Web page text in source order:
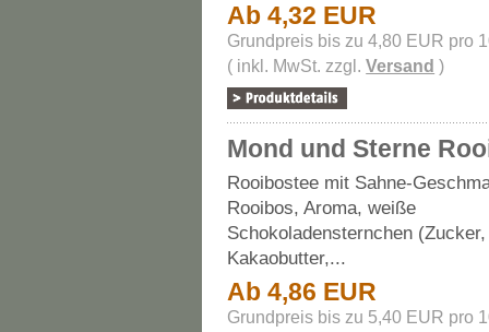
Ab 4,32 EUR
Grundpreis bis zu 4,80 EUR pro
( inkl. MwSt. zzgl.Versand )
Mond und Sterne
Rooibostee mit Sahne-
Rooibos, Aroma, weiße
Schokoladensternchen (Zucker,
Kakaobutter,...
Ab 4,86 EUR
Grundpreis bis zu 5,40 EUR pro